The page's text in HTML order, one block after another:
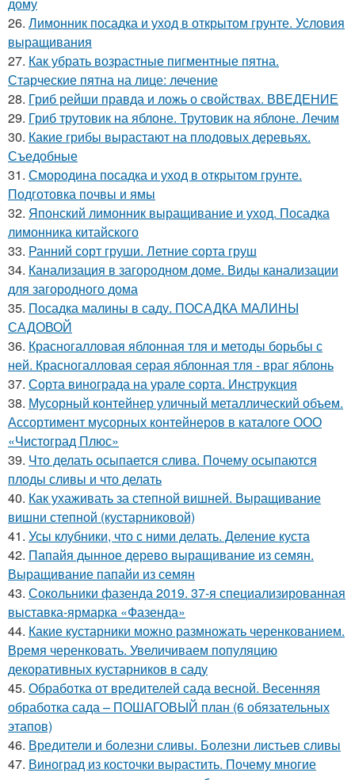
дому
26. Лимонник посадка и уход в открытом грунте. Условия
выращивания
27. Как убрать возрастные пигментные пятна.
Старческие пятна на лице: лечение
28. Гриб рейши правда и ложь о свойствах. ВВЕДЕНИЕ
29. Гриб трутовик на яблоне. Трутовик на яблоне. Лечим
30. Какие грибы вырастают на плодовых деревьях.
Съедобные
31. Смородина посадка и уход в открытом грунте.
Подготовка почвы и ямы
32. Японский лимонник выращивание и уход. Посадка
лимонника китайского
33. Ранний сорт груши. Летние сорта груш
34. Канализация в загородном доме. Виды канализации
для загородного дома
35. Посадка малины в саду. ПОСАДКА МАЛИНЫ
САДОВОЙ
36. Красногалловая яблонная тля и методы борьбы с
ней. Красногалловая серая яблонная тля - враг яблонь
37. Сорта винограда на урале сорта. Инструкция
38. Мусорный контейнер уличный металлический объем.
Ассортимент мусорных контейнеров в каталоге ООО
«Чистоград Плюс»
39. Что делать осыпается слива. Почему осыпаются
плоды сливы и что делать
40. Как ухаживать за степной вишней. Выращивание
вишни степной (кустарниковой)
41. Усы клубники, что с ними делать. Деление куста
42. Папайя дынное дерево выращивание из семян.
Выращивание папайи из семян
43. Сокольники фазенда 2019. 37-я специализированная
выставка-ярмарка «Фазенда»
44. Какие кустарники можно размножать черенкованием.
Время черенковать. Увеличиваем популяцию
декоративных кустарников в саду
45. Обработка от вредителей сада весной. Весенняя
обработка сада – ПОШАГОВЫЙ план (6 обязательных
этапов)
46. Вредители и болезни сливы. Болезни листьев сливы
47. Виноград из косточки вырастить. Почему многие